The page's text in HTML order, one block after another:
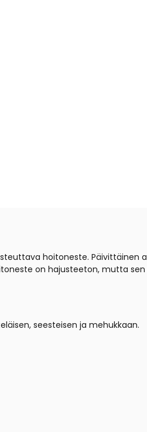
hoitoneste. Päivittäinen
on hajusteeton, mutta
seesteisen ja mehukkaan.